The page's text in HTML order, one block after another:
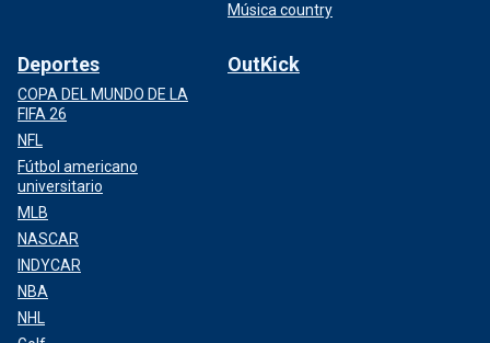
Música country
Deportes
COPA DEL MUNDO DE LA
FIFA 26
NFL
Fútbol americano
universitario
MLB
NASCAR
INDYCAR
NBA
NHL
OutKick